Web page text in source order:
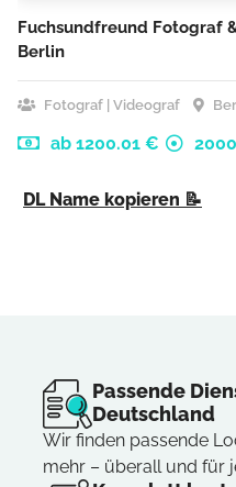
Fuchsundfreund Fotograf
Berlin
Fotograf | Videograf
ab 1200.01 €
DL Name kopieren 📝
Passende
Deutschland
Wir finden passende
mehr – überall und für